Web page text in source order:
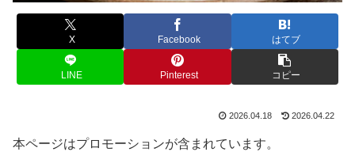
X Facebook はてブ
LINE Pinterest コピー
2026.04.18 2026.04.22
本ページはプロモーションが含まれています。